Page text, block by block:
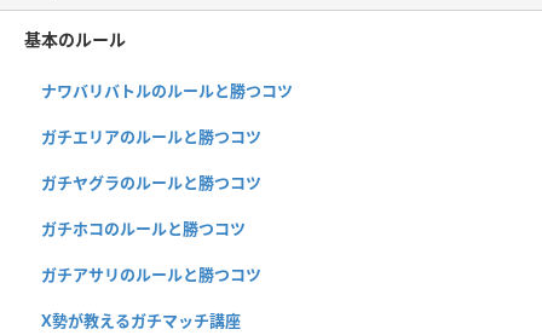
基本のルール
ナワバリバトルのルールと勝つコツ
ガチエリアのルールと勝つコツ
ガチヤグラのルールと勝つコツ
ガチホコのルールと勝つコツ
ガチアサリのルールと勝つコツ
X勢が教えるガチマッチ講座